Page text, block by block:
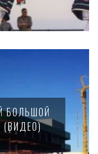
БОЛЬШОЙ
(ВИДЕО)